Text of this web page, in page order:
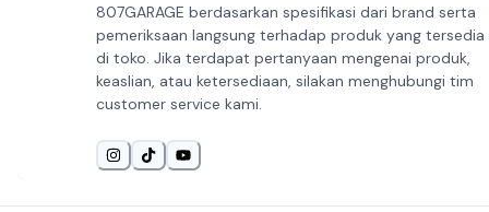
807GARAGE berdasarkan spesifikasi dari brand serta
pemeriksaan langsung terhadap produk yang tersedia
di toko. Jika terdapat pertanyaan mengenai produk,
keaslian, atau ketersediaan, silakan menghubungi tim
customer service kami.